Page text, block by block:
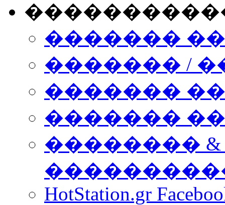
�������
������� /
�������
������� ���
��������
HotStation.gr